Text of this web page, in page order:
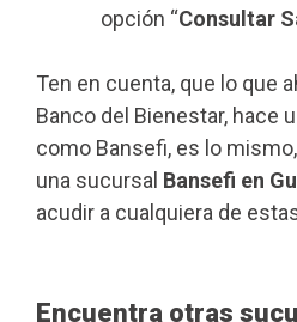
opción “Consultar
Ten en cuenta, que lo que
Banco del Bienestar, hace
como Bansefi, es lo
una sucursal Bansefi en
acudir a cualquiera de
Encuentra otras